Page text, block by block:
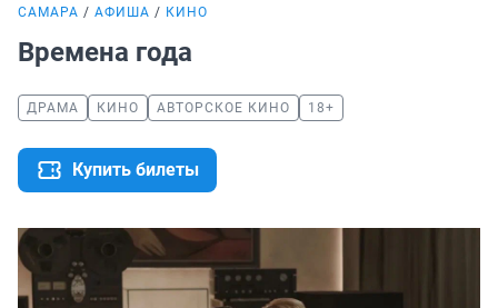
САМАРА АФИША КИНО
Времена года
ДРАМА КИНО АВТОРСКОЕ КИНО 18+
Купить билеты